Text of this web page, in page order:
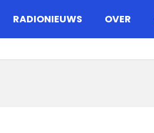
RADIONIEUWS OVER